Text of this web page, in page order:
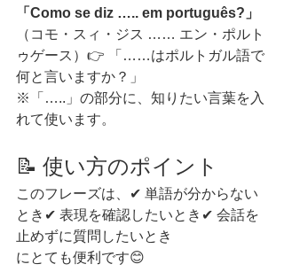
「Como se diz ….. em português?」
（コモ・スィ・ジス …… エン・ポルト
ゥゲース）👉 「……はポルトガル語で
何と言いますか？」
※「…..」の部分に、知りたい言葉を入
れて使います。
📝 使い方のポイント
このフレーズは、✔ 単語が分からない
とき✔ 表現を確認したいとき✔ 会話を
止めずに質問したいとき
にとても便利です😊